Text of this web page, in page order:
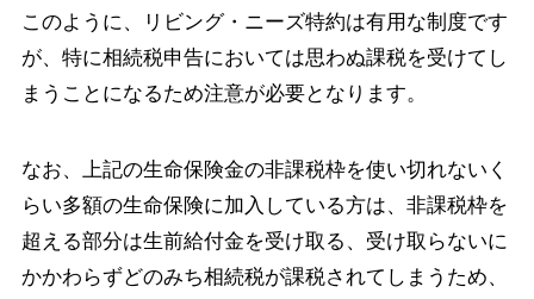
このように、リビング・ニーズ特約は有用な制度です
が、特に相続税申告においては思わぬ課税を受けてし
まうことになるため注意が必要となります。
なお、上記の生命保険金の非課税枠を使い切れないく
らい多額の生命保険に加入している方は、非課税枠を
超える部分は生前給付金を受け取る、受け取らないに
かかわらずどのみち相続税が課税されてしまうため、